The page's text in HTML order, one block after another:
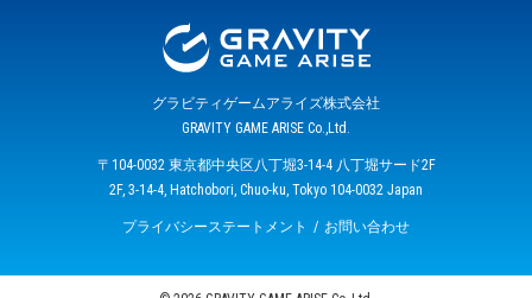
グラビティゲームアライズ株式会社
GRAVITY GAME ARISE Co.,Ltd.
〒104-0032 東京都中央区八丁堀3-14-4 八丁堀サード2F
2F, 3-14-4, Hatchobori, Chuo-ku, Tokyo 104-0032 Japan
プライバシーステートメント お問い合わせ